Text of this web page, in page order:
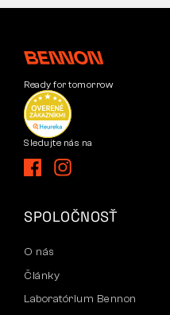
Ready for tomorrow
Sledujte nás na
SPOLOČNOSŤ
O nás
Články
Laboratórium Bennon